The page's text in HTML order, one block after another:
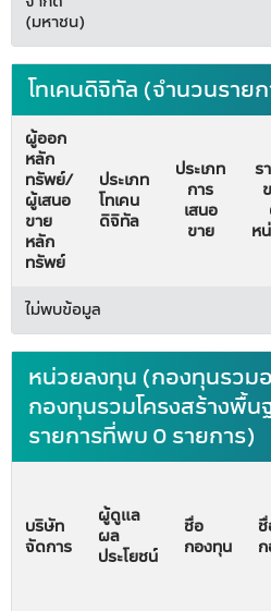
(มหาชน)
โทเคนดิจิทัล (จำนวนราย
ผู้ออก
หลัก
ทรัพย์/
ผู้เสนอ
ขาย
หลัก
ทรัพย์
ประเภท
โทเคน
ดิจิทัล
ประเภท
การ
เสนอ
ขาย
ร
ห
ไม่พบข้อมูล
หน่วยลงทุน (กองทุนรว
กองทุนรวมโครงสร้างพื้น
รายการที่พบ 0 รายการ)
บริษัท
จัดการ
ผู้ดูแล
ผล
ประโยชน์
ชื่อ
กองทุน